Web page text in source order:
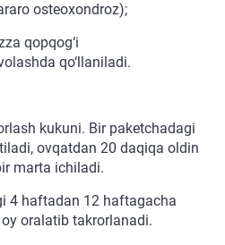
osteoxondroz);
qopqog‘i
qo‘llaniladi.
kukuni. Bir paketchadagi
ovqatdan 20 daqiqa oldin
marta ichiladi.
4 haftadan 12 haftagacha
oralatib takrorlanadi.